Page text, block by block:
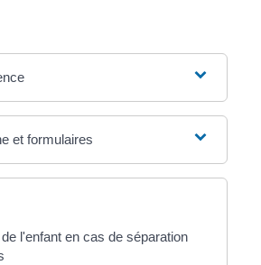
et formulaires
l'enfant en cas de séparation